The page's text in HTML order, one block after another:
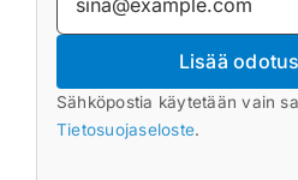
Lisää
Sähköpostia käytetään vain
Tietosuojaseloste.